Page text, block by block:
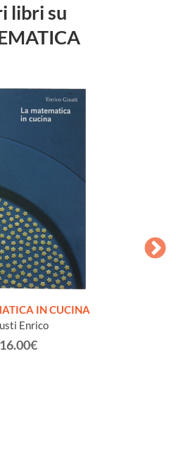
libri su
IN CUCINA
Enrico
16.00€